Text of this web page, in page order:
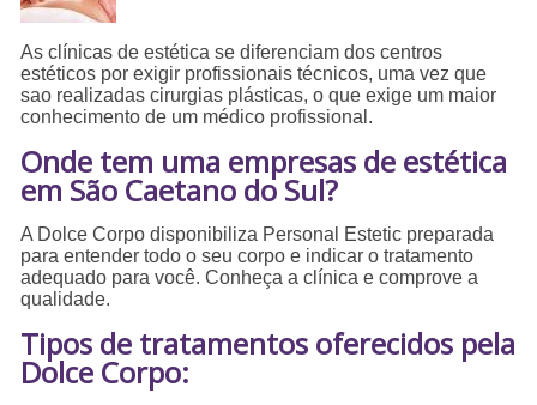
As clínicas de estética se diferenciam dos centros
estéticos por exigir profissionais técnicos, uma vez que
sao realizadas cirurgias plásticas, o que exige um maior
conhecimento de um médico profissional.
Onde tem uma empresas de estética
em São Caetano do Sul?
A Dolce Corpo disponibiliza Personal Estetic preparada
para entender todo o seu corpo e indicar o tratamento
adequado para você. Conheça a clínica e comprove a
qualidade.
Tipos de tratamentos oferecidos pela
Dolce Corpo: